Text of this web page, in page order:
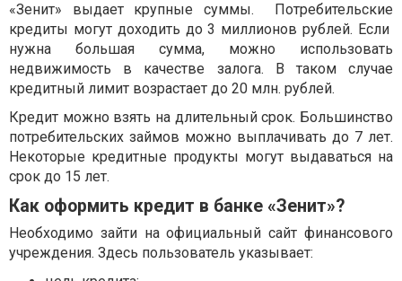
«Зенит» выдает крупные суммы. Потребительские
кредиты могут доходить до 3 миллионов рублей. Если
нужна большая сумма, можно использовать
недвижимость в качестве залога. В таком случае
кредитный лимит возрастает до 20 млн. рублей.
Кредит можно взять на длительный срок. Большинство
потребительских займов можно выплачивать до 7 лет.
Некоторые кредитные продукты могут выдаваться на
срок до 15 лет.
Как оформить кредит в банке «Зенит»?
Необходимо зайти на официальный сайт финансового
учреждения. Здесь пользователь указывает: